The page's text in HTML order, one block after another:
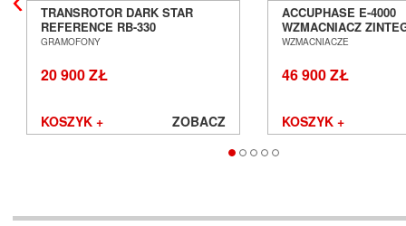
TRANSROTOR DARK STAR
REFERENCE RB-330
GRAMOFON ANALOGOWY
GRAMOFONY
20 900 ZŁ
KOSZYK + ZOBACZ
ACCUPHASE E-4000
WZMACNIACZ
SALON POZNAŃ
WZMACNIACZE
46 900 ZŁ
KOSZYK +